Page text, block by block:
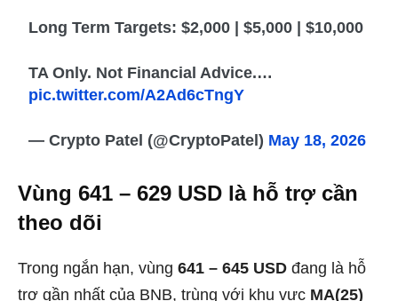
Long Term Targets: $2,000 | $5,000 | $10,000
TA Only. Not Financial Advice.…
pic.twitter.com/A2Ad6cTngY
— Crypto Patel (@CryptoPatel) May 18, 2026
Vùng 641 – 629 USD là hỗ trợ cần
theo dõi
Trong ngắn hạn, vùng 641 – 645 USD đang là hỗ
trợ gần nhất của BNB, trùng với khu vực MA(25)